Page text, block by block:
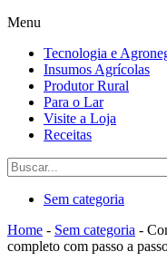
Menu
Tecnologia e
Insumos Agrícolas
Produtor Rural
Para o Lar
Visite a Loja
Receitas
Sem categoria
Home - Sem categoria -
completo com passo a